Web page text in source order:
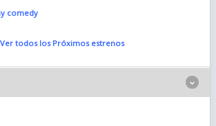
comedy
Ver todos los Próximos estrenos